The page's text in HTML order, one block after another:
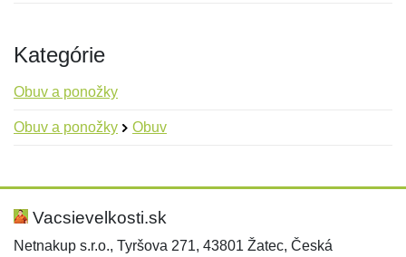
Kategórie
Obuv a ponožky
Obuv a ponožky Obuv
Hodnotenie:
Meno:
Vacsievelkosti.sk
Netnakup s.r.o., Tyršova 271, 43801 Žatec, Česká